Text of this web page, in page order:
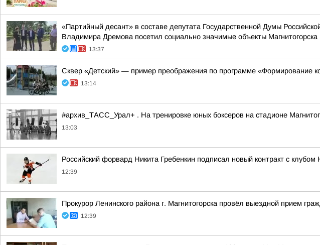
«Партийный десант» в составе депутата Государственной Думы
Владимира Дремова посетил социально значимые объекты Магнитогорска
13:37
Сквер «Детский» — пример преображения по программе «Формирование
13:14
#архив_ТАСС_Урал+ . На тренировке юных боксеров на стадионе
13:03
Российский форвард Никита Гребенкин подписал новый контракт с
12:39
Прокурор Ленинского района г. Магнитогорска провёл выездной прием
12:39